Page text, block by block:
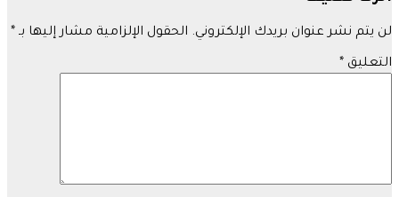
لن يتم نشر عنوان بريدك الإلكتروني. الحقول الإلزامية مشار إليها بـ *
التعليق *